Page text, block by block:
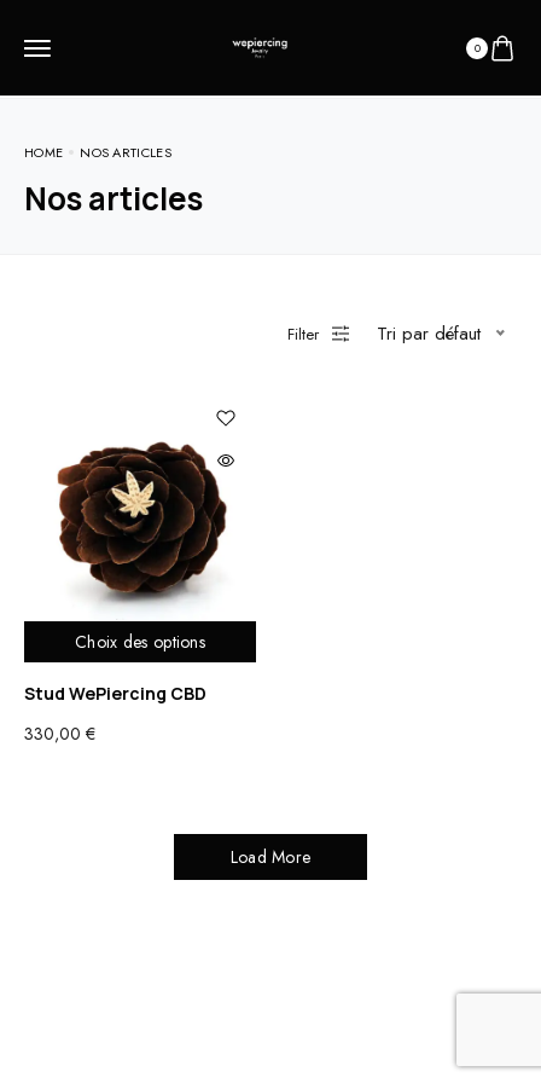
0
HOME NOS ARTICLES
Nos articles
Filter Tri par défaut
Choix des options
Stud WePiercing CBD
330,00 €
Load More